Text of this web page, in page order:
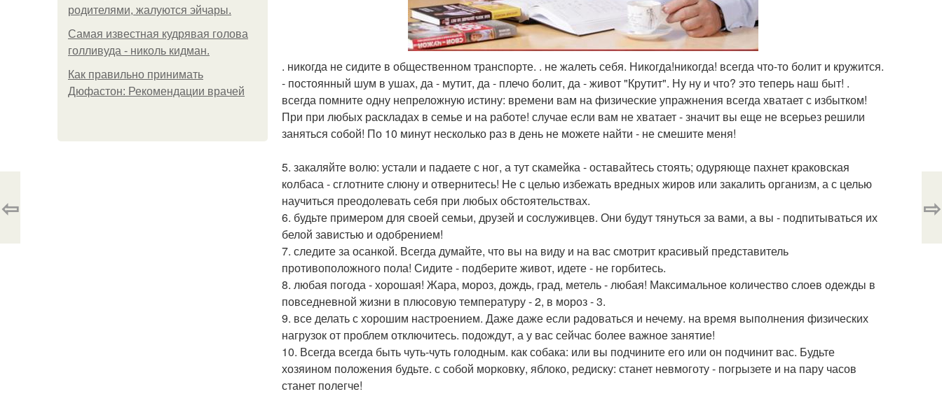
родителями, жалуются эйчары.
Самая известная кудрявая голова
голливуда - николь кидман.
Как правильно принимать
Дюфастон: Рекомендации врачей
. никогда не сидите в общественном транспорте. . не жалеть себя. Никогда!никогда! всегда что-то болит и кружится.
- постоянный шум в ушах, да - мутит, да - плечо болит, да - живот "Крутит". Ну ну и что? это теперь наш быт! .
всегда помните одну непреложную истину: времени вам на физические упражнения всегда хватает с избытком!
При при любых раскладах в семье и на работе! случае если вам не хватает - значит вы еще не всерьез решили
заняться собой! По 10 минут несколько раз в день не можете найти - не смешите меня!
5. закаляйте волю: устали и падаете с ног, а тут скамейка - оставайтесь стоять; одуряюще пахнет краковская
колбаса - сглотните слюну и отвернитесь! Не с целью избежать вредных жиров или закалить организм, а с целью
научиться преодолевать себя при любых обстоятельствах.
6. будьте примером для своей семьи, друзей и сослуживцев. Они будут тянуться за вами, а вы - подпитываться их
белой завистью и одобрением!
7. следите за осанкой. Всегда думайте, что вы на виду и на вас смотрит красивый представитель
противоположного пола! Сидите - подберите живот, идете - не горбитесь.
8. любая погода - хорошая! Жара, мороз, дождь, град, метель - любая! Максимальное количество слоев одежды в
повседневной жизни в плюсовую температуру - 2, в мороз - 3.
9. все делать с хорошим настроением. Даже даже если радоваться и нечему. на время выполнения физических
нагрузок от проблем отключитесь. подождут, а у вас сейчас более важное занятие!
10. Всегда всегда быть чуть-чуть голодным. как собака: или вы подчините его или он подчинит вас. Будьте
хозяином положения будьте. с собой морковку, яблоко, редиску: станет невмоготу - погрызете и на пару часов
станет полегче!
⇦ ⇨